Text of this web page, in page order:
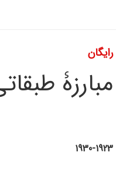
رایگان
مبارزۀ
1930-1923